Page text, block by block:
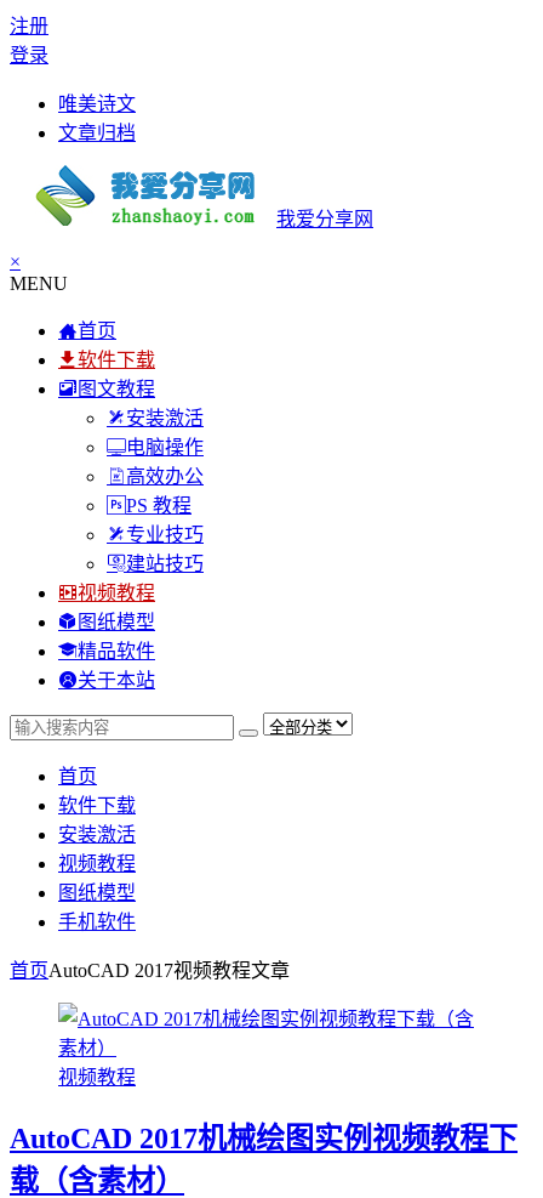
注册
登录
唯美诗文
文章归档
我爱分享网
×
MENU
首页
软件下载
图文教程
安装激活
电脑操作
高效办公
PS 教程
专业技巧
建站技巧
视频教程
图纸模型
精品软件
关于本站
首页
软件下载
安装激活
视频教程
图纸模型
手机软件
首页AutoCAD 2017视频教程文章
视频教程
AutoCAD 2017机械绘图实例视频教程下
载（含素材）